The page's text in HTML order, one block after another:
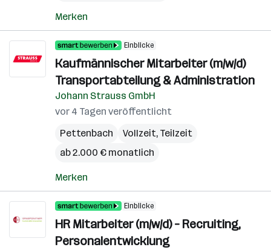
Merken
Einblicke
Kaufmännischer Mitarbeiter (m/w/d)
Transportabteilung & Administration
Johann Strauss GmbH
vor 4 Tagen veröffentlicht
Pettenbach
Vollzeit, Teilzeit
ab 2.000 € monatlich
Merken
Einblicke
HR Mitarbeiter (m/w/d) – Recruiting,
Personalentwicklung